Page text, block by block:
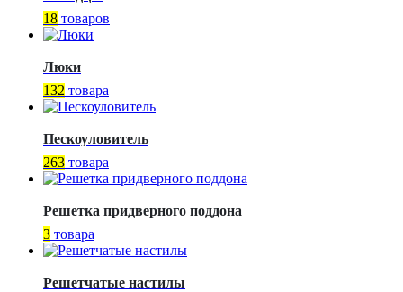
18 товаров
Люки
132 товара
Пескоуловитель
263 товара
Решетка придверного поддона
3 товара
Решетчатые настилы